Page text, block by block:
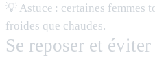
💡 Astuce : certaines femmes
froides que chaudes.
Se reposer et